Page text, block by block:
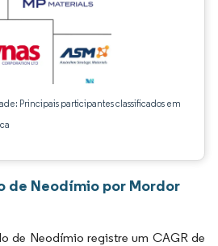
Principais participantes classificados em
de Neodímio por Mordor
de Neodímio registre um CAGR de